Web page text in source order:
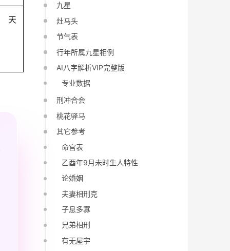
天
九星
灶马头
节气表
行年所属九星相例
AI八字解析VIP完整版
专业数据
刑冲合会
桃花驿马
其它参考
命宫表
乙酉年9月未时生人特性
论婚姻
夫妻相刑克
子息多寡
兄弟相刑
有无屋宇